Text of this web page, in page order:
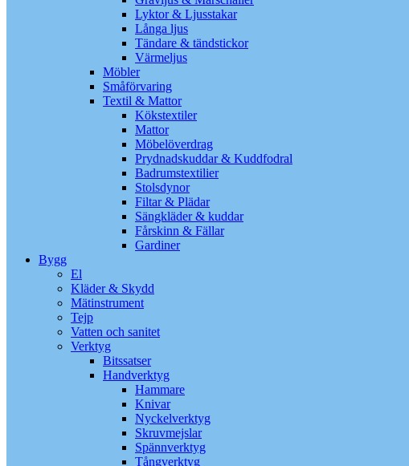
Lyktor & Ljusstakar
Långa ljus
Tändare & tändstickor
Värmeljus
Möbler
Småförvaring
Textil & Mattor
Kökstextiler
Mattor
Möbelöverdrag
Prydnadskuddar & Kuddfodral
Badrumstextilier
Stolsdynor
Filtar & Plädar
Sängkläder & kuddar
Fårskinn & Fällar
Gardiner
Bygg
El
Kläder & Skydd
Mätinstrument
Tejp
Vatten och sanitet
Verktyg
Bitssatser
Handverktyg
Hammare
Knivar
Nyckelverktyg
Skruvmejslar
Spännverktyg
Tångverktyg